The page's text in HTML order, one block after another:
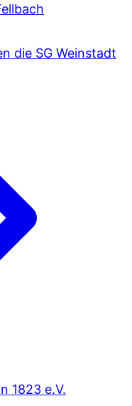
die SG Weinstadt
1823 e.V.